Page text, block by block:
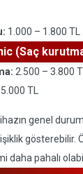
1.000 – 1.800 TL
(Saç
2.500 – 3.800 TL
TL
genel
gösterebilir.
daha pahalı